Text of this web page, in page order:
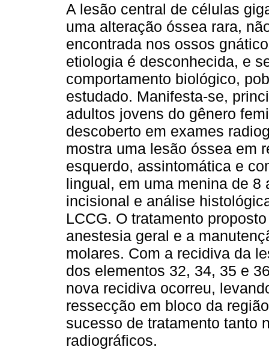
A lesão central de células
uma alteração óssea rara,
encontrada nos ossos
etiologia é desconhecida, e
comportamento biológico,
estudado. Manifesta-se,
adultos jovens do gênero
descoberto em exames
mostra uma lesão óssea em
esquerdo, assintomática e
lingual, em uma menina de
incisional e análise
LCCG. O tratamento
anestesia geral e a
molares. Com a recidiva da
dos elementos 32, 34, 35 e
nova recidiva ocorreu,
ressecção em bloco da
sucesso de tratamento tanto
radiográficos.